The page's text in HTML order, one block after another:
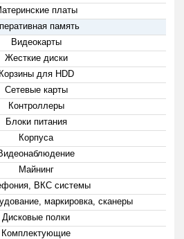
платы
память
Видеокарты
Жесткие диски
Корзины для HDD
Сетевые карты
Контроллеры
Блоки питания
Корпуса
Майнинг
ВКС системы
маркировка, сканеры
Дисковые полки
Комплектующие